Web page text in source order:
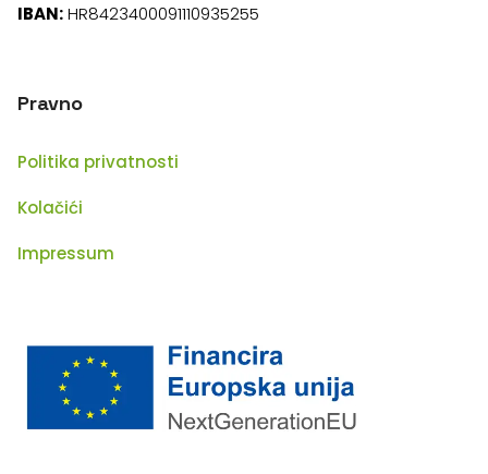
IBAN:HR8423400091110935255
Pravno
Politika privatnosti
Kolačići
Impressum